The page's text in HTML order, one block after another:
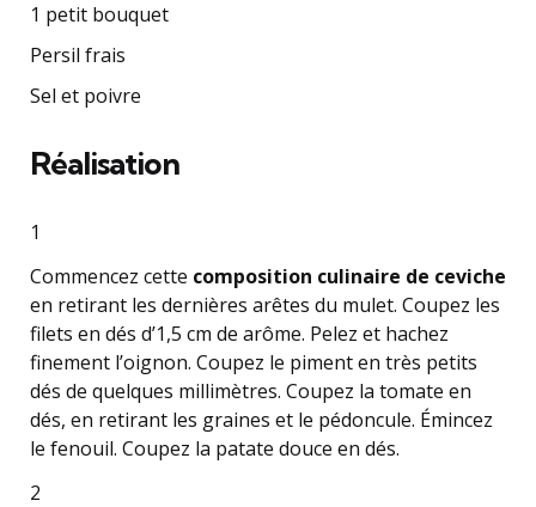
1 petit bouquet
Persil frais
Sel et poivre
Réalisation
1
Commencez cette composition culinaire de ceviche
en retirant les dernières arêtes du mulet. Coupez les
filets en dés d’1,5 cm de arôme. Pelez et hachez
finement l’oignon. Coupez le piment en très petits
dés de quelques millimètres. Coupez la tomate en
dés, en retirant les graines et le pédoncule. Émincez
le fenouil. Coupez la patate douce en dés.
2